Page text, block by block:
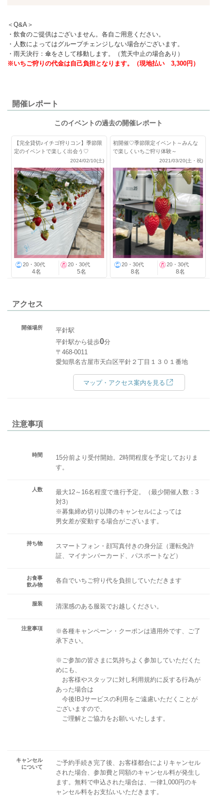
＜Q&A＞
・飲食のご提供はございません。各自ご用意ください。
・人数によってはグループチェンジしない場合がございます。
・雨天決行：傘をさして移動します。（荒天中止の場合あり）
※いちご狩りの代金は自己負担となります。（現地払い 3,300円）
開催レポート
このイベントの過去の開催レポート
【完全貸切♪イチゴ狩りコン】季節限
定のイベントで楽しく出会う♡
2024/02/10(土)
20・30代
4名
20・30代
5名
初開催♡季節限定イベント～みんな
で楽しくいちご狩り体験～
2021/03/20(土・祝)
20・30代
8名
20・30代
8名
アクセス
開催場所
平針駅
平針駅から徒歩0分
〒468-0011
愛知県名古屋市天白区平針２丁目１３０１番地
マップ・アクセス案内を見る
注意事項
時間
15分前より受付開始。2時間程度を予定しておりま
す。
人数
最大12～16名程度で進行予定。（最少開催人数：3
対3）
※募集締め切り以降のキャンセルによっては
男女差が変動する場合がございます。
持ち物
スマートフォン・顔写真付きの身分証（運転免許
証、マイナンバーカード、パスポートなど）
お食事
飲み物
各自でいちご狩り代を負担していただきます
服装 清潔感のある服装でお越しください。
注意事項
※各種キャンペーン・クーポンは適用外です、ご了
承下さい。
※ご参加の皆さまに気持ちよく参加していただくた
めにも、
お客様やスタッフに対し利用規約に反する行為が
あった場合は
今後IBJサービスの利用をご遠慮いただくことが
ございますので、
ご理解とご協力をお願いいたします。
キャンセル
について
ご予約手続き完了後、お客様都合によりキャンセル
された場合、参加費と同額のキャンセル料が発生し
ます。無料で申込された場合は、一律1,000円のキ
ャンセル料をお支払いいただきます。